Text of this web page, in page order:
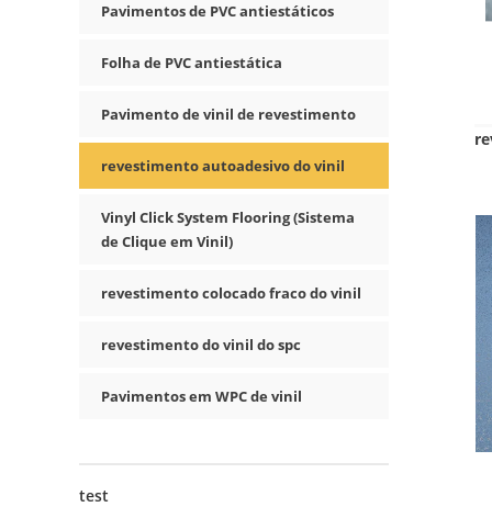
Pavimentos de PVC antiestáticos
Folha de PVC antiestática
Pavimento de vinil de revestimento
revestimento autoadesivo do vinil
Vinyl Click System Flooring (Sistema
de Clique em Vinil)
revestimento colocado fraco do vinil
revestimento do vinil do spc
Pavimentos em WPC de vinil
test